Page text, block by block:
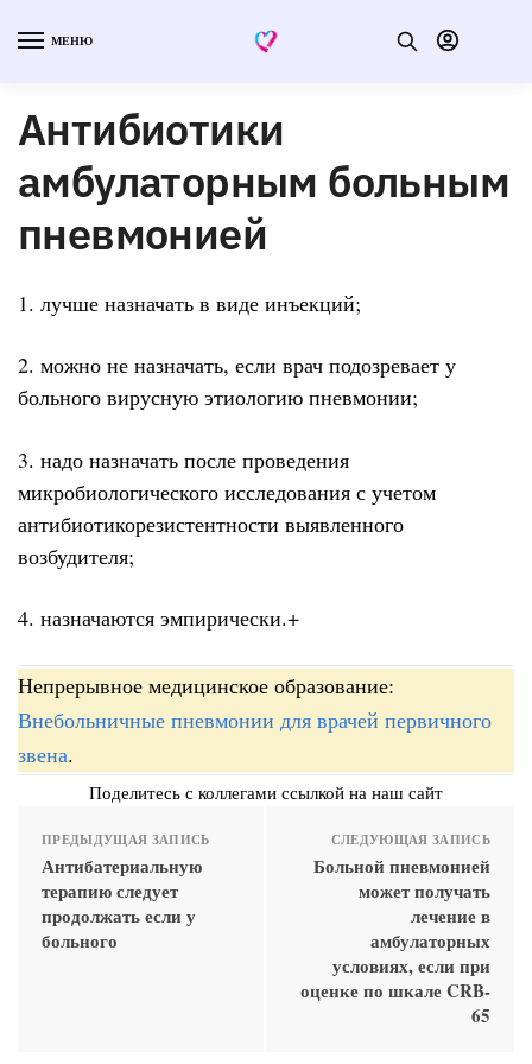
МЕНЮ
Антибиотики
амбулаторным больным
пневмонией
1. лучше назначать в виде инъекций;
2. можно не назначать, если врач подозревает у
больного вирусную этиологию пневмонии;
3. надо назначать после проведения
микробиологического исследования с учетом
антибиотикорезистентности выявленного
возбудителя;
4. назначаются эмпирически.+
Непрерывное медицинское образование:
Внебольничные пневмонии для врачей первичного
звена.
Поделитесь с коллегами ссылкой на наш сайт
ПРЕДЫДУЩАЯ ЗАПИСЬ
Антибатериальную
терапию следует
продолжать если у
больного
СЛЕДУЮЩАЯ ЗАПИСЬ
Больной пневмонией
может получать
лечение в
амбулаторных
условиях, если при
оценке по шкале CRB-
65